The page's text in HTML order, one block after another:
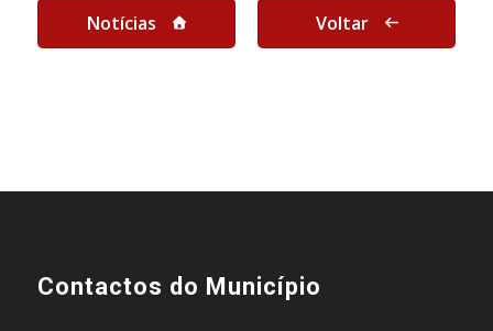
Notícias Voltar
Contactos do Município